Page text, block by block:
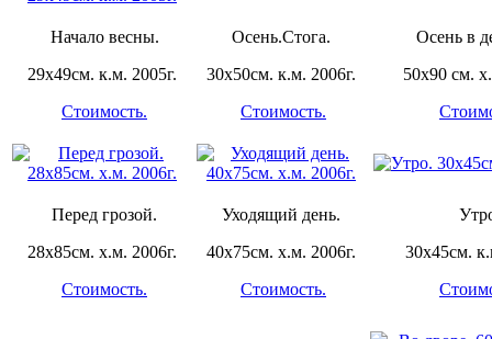
Начало весны.
29х49см. к.м. 2005г.
Стоимость.
Осень.Стога.
30х50см. к.м. 2006г.
Стоимость.
Осень в
50х90 см.
Перед грозой.
28х85см. х.м. 2006г.
Стоимость.
Уходящий день.
40х75см. х.м. 2006г.
Стоимость.
30х45см.